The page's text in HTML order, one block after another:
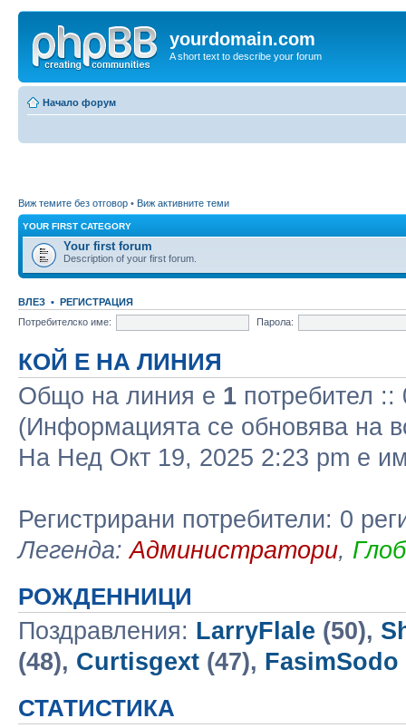
yourdomain.com
A short text to describe your forum
Начало форум
Виж темите без отговор • Виж активните теми
YOUR FIRST CATEGORY
Your first forum
Description of your first forum.
ВЛЕЗ • РЕГИСТРАЦИЯ
Потребителско име:
Парола:
КОЙ Е НА ЛИНИЯ
Общо на линия e 1 потребител ::
(Информацията се обновява на
На Нед Окт 19, 2025 2:23 pm е
Регистрирани потребители: 0
Легенда:Администратори,
РОЖДЕННИЦИ
Поздравления: LarryFlale (50),
(48), Curtisgext (47), FasimSodo
СТАТИСТИКА